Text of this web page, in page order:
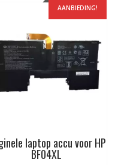
AANBIEDING!
laptop accu voor HP
BF04XL